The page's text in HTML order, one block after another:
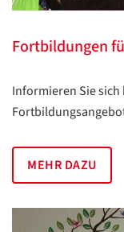
Fortbildungen
Informieren Sie
MEHR DAZU